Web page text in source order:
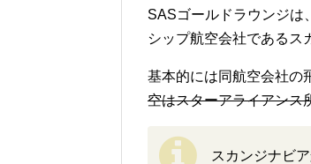
SASゴールドラウンジは
シップ航空会社であるス
基本的には同航空会社の
空はスターアライアンス
スカンジナビ